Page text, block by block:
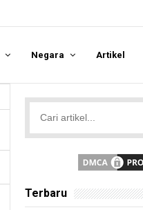
Negara Artikel
Terbaru